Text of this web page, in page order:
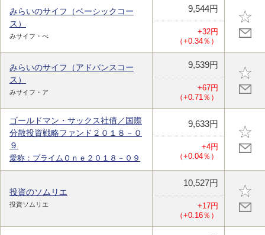
みらいのサイフ（ベーシックコー
ス）
みサイフ・べ
9,544円
+32円
（+0.34％）
みらいのサイフ（アドバンスコー
ス）
みサイフ・ア
9,539円
+67円
（+0.71％）
ゴールドマン・サックス社債／国際
分散投資戦略ファンド２０１８－０
９
愛称：プライムＯｎｅ２０１８－０９
9,633円
+4円
（+0.04％）
投資のソムリエ
投資ソムリエ
10,527円
+17円
（+0.16％）